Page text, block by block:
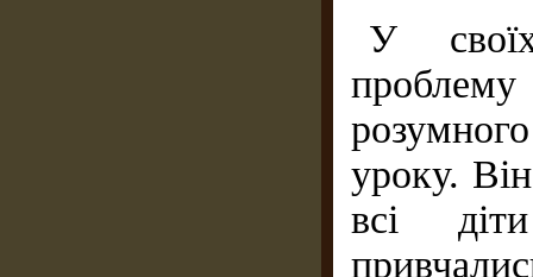
У
проблему
уроку.
всі